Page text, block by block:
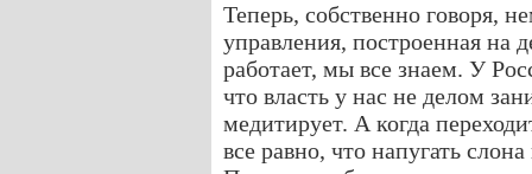
Теперь, собственно говоря,
управления, построенная на
работает, мы все знаем. У
что власть у нас не делом
медитирует. А когда
все равно, что напугать